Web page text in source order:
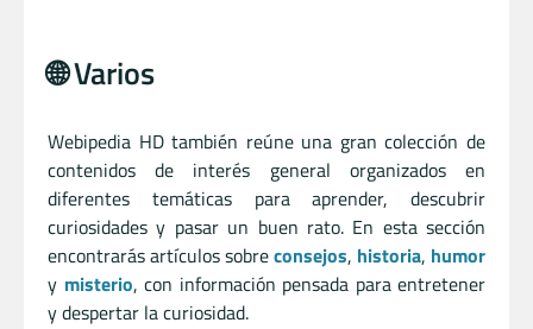
🌐 Varios
Webipedia HD también reúne una gran colección de
contenidos de interés general organizados en
diferentes temáticas para aprender, descubrir
curiosidades y pasar un buen rato. En esta sección
encontrarás artículos sobreconsejos, historia, humor
y misterio, con información pensada para entretener
y despertar la curiosidad.